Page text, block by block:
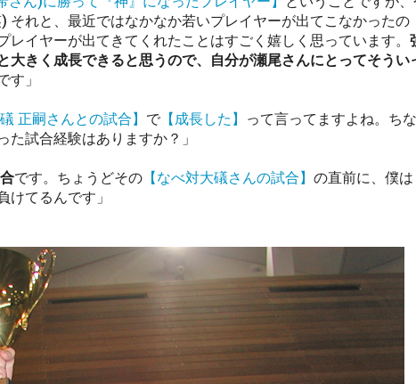
それと、最近ではなかなか若いプレイヤーが出てこなかったの
レイヤーが出てきてくれたことはすごく嬉しく思っています。
大きく成長できると思うので、自分が瀬尾さんにとってそうい
す」
礒 正嗣さんとの試合】 で 【成長した】
って言ってますよね。ち
た試合経験はありますか？」
です。ちょうどその 【なべ対大礒さんの試合】 の直前に、僕は
けてるんです」